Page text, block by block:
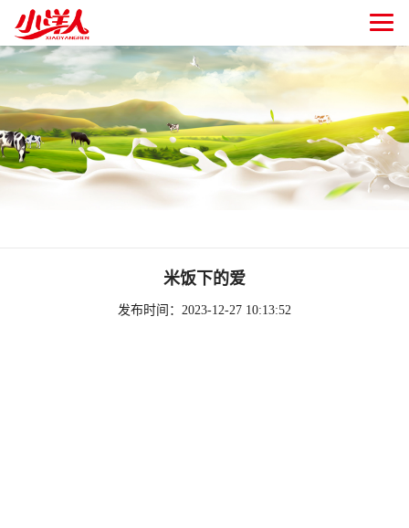
米饭下的爱
发布时间：2023-12-27 10:13:52